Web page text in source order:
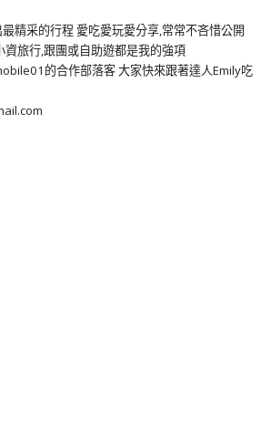
精采的行程 愛吃愛玩愛分享,常常不吝惜公開
資旅行,跟團或自助遊都是我的強項
的合作部落客 大家快來跟著達人Emily吃